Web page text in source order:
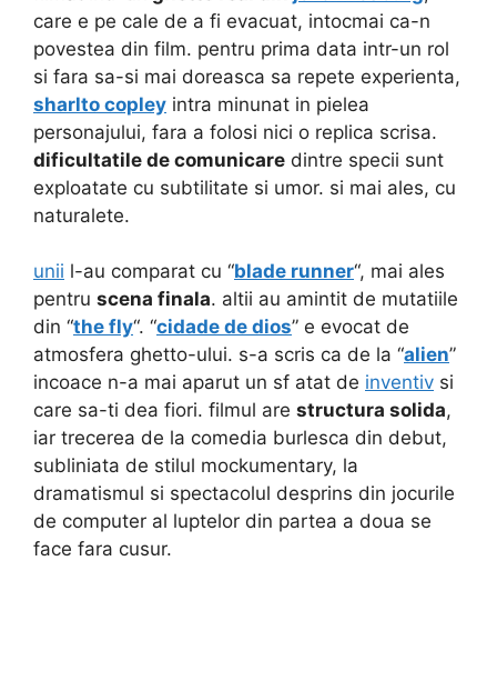
care e pe cale de a fi evacuat, intocmai ca-n
povestea din film. pentru prima data intr-un rol
si fara sa-si mai doreasca sa repete experienta,
sharlto copley intra minunat in pielea
personajului, fara a folosi nici o replica scrisa.
dificultatile de comunicare dintre specii sunt
exploatate cu subtilitate si umor. si mai ales, cu
naturalete.
unii l-au comparat cu “blade runner“, mai ales
pentru scena finala. altii au amintit de mutatiile
din “the fly“. “cidade de dios” e evocat de
atmosfera ghetto-ului. s-a scris ca de la “alien”
incoace n-a mai aparut un sf atat de inventiv si
care sa-ti dea fiori. filmul are structura solida,
iar trecerea de la comedia burlesca din debut,
subliniata de stilul mockumentary, la
dramatismul si spectacolul desprins din jocurile
de computer al luptelor din partea a doua se
face fara cusur.